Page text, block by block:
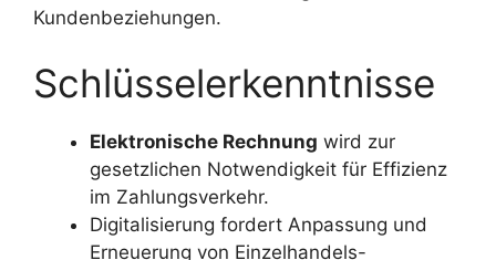
Kundenbeziehungen.
Schlüsselerkenntnisse
Elektronische Rechnung wird zur
gesetzlichen Notwendigkeit für Effizienz
im Zahlungsverkehr.
Digitalisierung fordert Anpassung und
Erneuerung von Einzelhandels-